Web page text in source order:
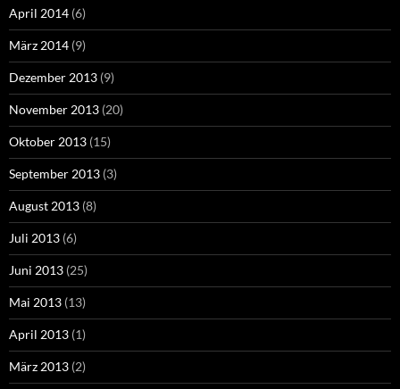
April 2014 (6)
März 2014 (9)
Dezember 2013 (9)
November 2013 (20)
Oktober 2013 (15)
September 2013 (3)
August 2013 (8)
Juli 2013 (6)
Juni 2013 (25)
Mai 2013 (13)
April 2013 (1)
März 2013 (2)